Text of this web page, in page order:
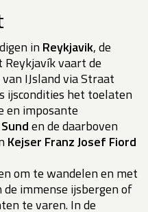
in Reykjavik, de
Reykjavík vaart de
IJsland via Straat
ijscondities het toelaten
en imposante
en de daarboven
Kejser Franz Josef Fiord
om te wandelen en met
immense ijsbergen of
te varen. In de